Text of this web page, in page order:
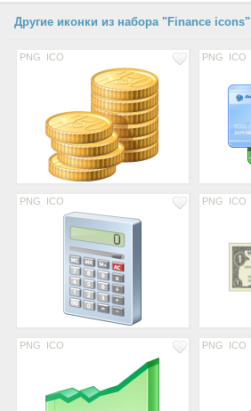
Другие иконки из набора "Finance icons"
PNG ICO PNG ICO
PNG ICO PNG ICO
PNG ICO PNG ICO